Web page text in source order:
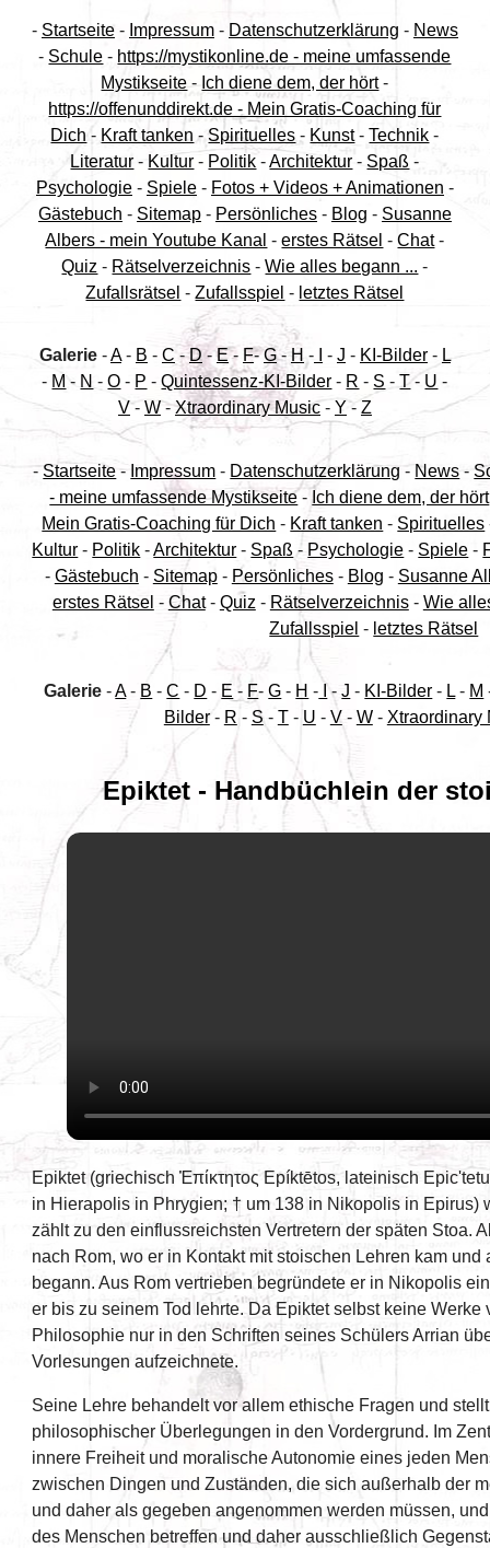
- Startseite- Impressum- Datenschutzerklärung - News
- Schule - https://mystikonline.de - meine umfassende
Mystikseite - Ich diene dem, der hört-
https://offenunddirekt.de - Mein Gratis-Coaching für
Dich - Kraft tanken -Spirituelles - Kunst-Technik -
Literatur - Kultur - Politik -Architektur -Spaß -
Psychologie- Spiele- Fotos + Videos + Animationen -
Gästebuch - Sitemap- Persönliches- Blog - Susanne
Albers - mein Youtube Kanal -erstes Rätsel -Chat-
Quiz - Rätselverzeichnis -Wie alles begann ... -
Zufallsrätsel -Zufallsspiel - letztes Rätsel
Galerie-A- B - C -D-E- F-G- H -I - J - KI-Bilder- L
- M - N -O - P -Quintessenz-KI-Bilder - R - S -T- U -
V- W-Xtraordinary Music- Y- Z
-Startseite - Impressum - Datenschutzerklärung -News -
- meine umfassende Mystikseite - Ich diene dem, der hört
Mein Gratis-Coaching für Dich - Kraft tanken - Spirituelles
Kultur - Politik -Architektur - Spaß - Psychologie - Spiele -
- Gästebuch - Sitemap- Persönliches- Blog - Susanne
erstes Rätsel - Chat- Quiz - Rätselverzeichnis- Wie
Zufallsspiel - letztes Rätsel
Galerie -A- B -C - D - E - F-G - H - I-J - KI-Bilder - L - M
Bilder- R - S- T- U - V- W- Xtraordinary
Epiktet - Handbüchlein der
Epiktet (griechisch Ἐπίκτητος Epíktētos, lateinisch
in Hierapolis in Phrygien; † um 138 in Nikopolis in Epirus)
zählt zu den einflussreichsten Vertretern der späten Stoa.
nach Rom, wo er in Kontakt mit stoischen Lehren kam und
begann. Aus Rom vertrieben begründete er in Nikopolis
er bis zu seinem Tod lehrte. Da Epiktet selbst keine Werke
Philosophie nur in den Schriften seines Schülers Arrian
Vorlesungen aufzeichnete.
Seine Lehre behandelt vor allem ethische Fragen und
philosophischer Überlegungen in den Vordergrund. Im
innere Freiheit und moralische Autonomie eines jeden
zwischen Dingen und Zuständen, die sich außerhalb der
und daher als gegeben angenommen werden müssen,
des Menschen betreffen und daher ausschließlich